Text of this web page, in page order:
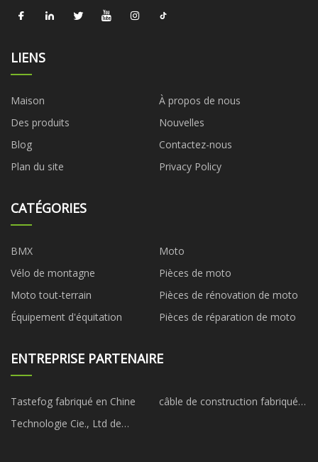
LIENS
Maison
À propos de nous
Des produits
Nouvelles
Blog
Contactez-nous
Plan du site
Privacy Policy
CATÉGORIES
BMX
Moto
Vélo de montagne
Pièces de moto
Moto tout-terrain
Pièces de rénovation de moto
Équipement d'équitation
Pièces de réparation de moto
ENTREPRISE PARTENAIRE
Tastefog fabriqué en Chine
câble de construction fabriqué
Technologie Cie., Ltd de